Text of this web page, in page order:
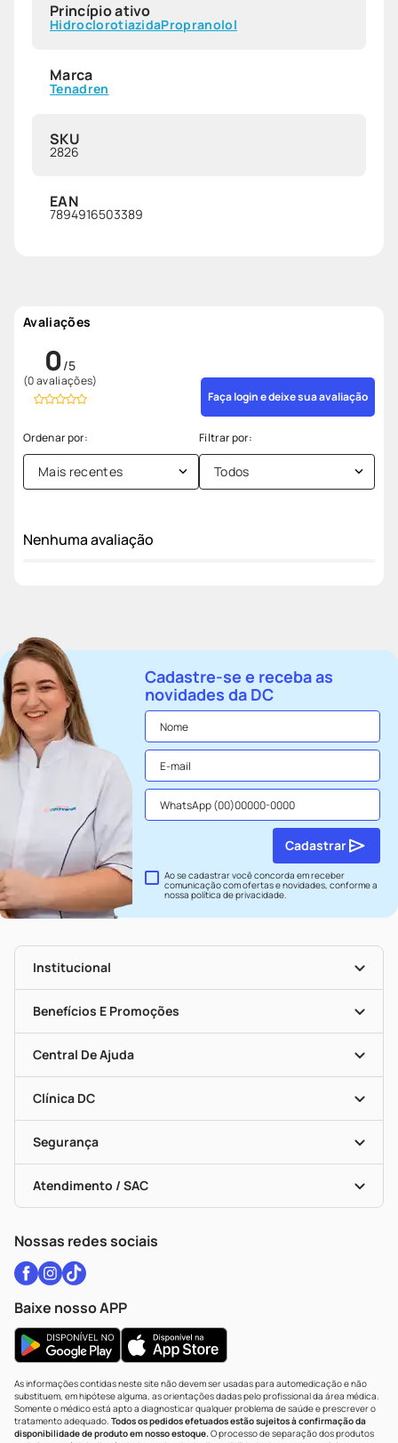
Princípio ativo
HidroclorotiazidaPropranolol
Marca
Tenadren
SKU
2826
EAN
7894916503389
Avaliações
0
(0 avaliações)
Faça login e deixe sua avaliação
Mais recentes Todos
Nenhuma avaliação
Cadastre-se e receba as
novidades da DC
Ao se cadastrar você concorda em receber
comunicação com ofertas e novidades, conforme a
nossapolítica de privacidade.
Cadastrar
Institucional
Nossas Lojas
Seja Uma Loja Parceira
Mapa De Categorias
Benefícios E Promoções
Convênios
Programa Popular Do Brasil
Encarte De Ofertas
Dermaclub
Cupons E Ofertas
Black Friday
Central De Ajuda
Recompra Programada
Alomed
Formas De Pagamento
Troca E Devolução
Bulas De A A Z
Políticas De Marketplace
Clínica DC
Serviços Farmacêuticos
Testes Rápidos
Autoteste Covid-19
Vacinas
Segurança
Portal Da Privacidade
Atendimento / SAC
Nossas redes sociais
Baixe nosso APP
As informações contidas neste site não devem ser usadas para automedicação e não
substituem, em hipótese alguma, as orientações dadas pelo profissional da área médica.
Somente o médico está apto a diagnosticar qualquer problema de saúde e prescrever o
tratamento adequado. Todos os pedidos efetuados estão sujeitos à confirmação da
disponibilidade de produto em nosso estoque.O processo de separação dos produtos